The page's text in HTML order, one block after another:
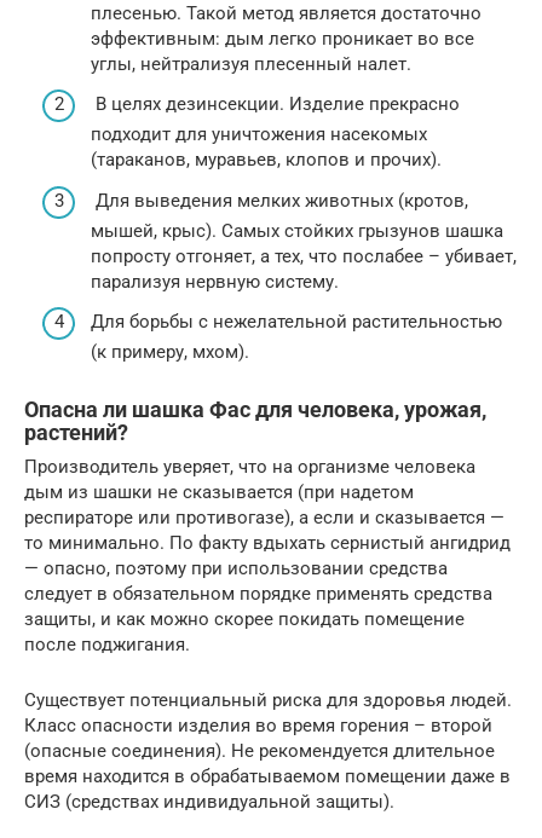
плесенью. Такой метод является достаточно
эффективным: дым легко проникает во все
углы, нейтрализуя плесенный налет.
В целях дезинсекции. Изделие прекрасно
подходит для уничтожения насекомых
(тараканов, муравьев, клопов и прочих).
Для выведения мелких животных (кротов,
мышей, крыс). Самых стойких грызунов шашка
попросту отгоняет, а тех, что послабее – убивает,
парализуя нервную систему.
Для борьбы с нежелательной растительностью
(к примеру, мхом).
Опасна ли шашка Фас для человека, урожая,
растений?
Производитель уверяет, что на организме человека
дым из шашки не сказывается (при надетом
респираторе или противогазе), а если и сказывается —
то минимально. По факту вдыхать сернистый ангидрид
— опасно, поэтому при использовании средства
следует в обязательном порядке применять средства
защиты, и как можно скорее покидать помещение
после поджигания.
Существует потенциальный риска для здоровья людей.
Класс опасности изделия во время горения – второй
(опасные соединения). Не рекомендуется длительное
время находится в обрабатываемом помещении даже в
СИЗ (средствах индивидуальной защиты).